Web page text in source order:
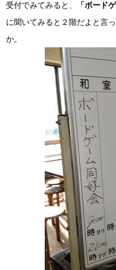
受付でみてみると、 「ボード
に聞いてみると２階だよと言
か。